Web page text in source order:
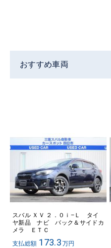
おすすめ車両
スバル ＸＶ ２．０ｉ−Ｌ タイ
ヤ新品 ナビ バック＆サイドカ
メラ ＥＴＣ
支払総額 173.3 万円